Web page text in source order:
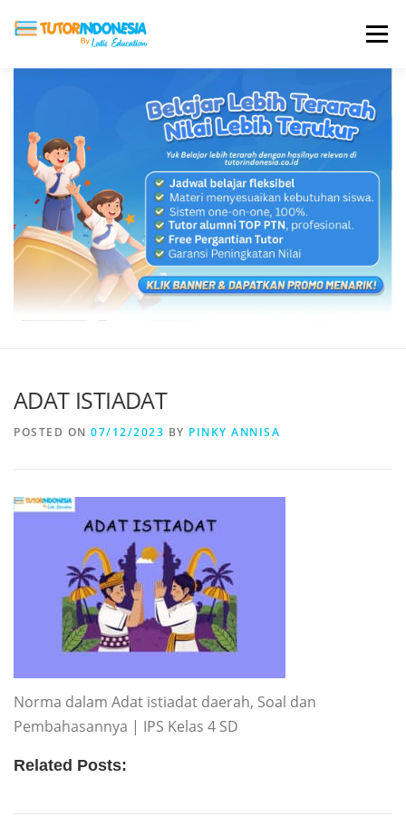
Menu
ABOUT US JADI PENGAJAR
BIAYA LES TESTIMONI PROFIL ALUMNI
BLOG DAFTAR SEKOLAH
ADAT ISTIADAT
POSTED ON 07/12/2023 BY PINKY ANNISA
Norma dalam Adat istiadat daerah, Soal dan
Pembahasannya | IPS Kelas 4 SD
Related Posts: